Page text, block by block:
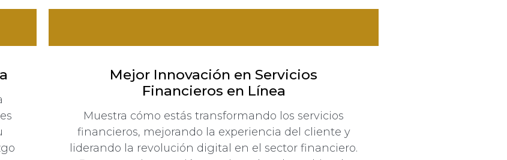
Mejor Innovación en Servicios
Financieros en Línea
Muestra cómo estás transformando los servicios
financieros, mejorando la experiencia del cliente y
liderando la revolución digital en el sector financiero.